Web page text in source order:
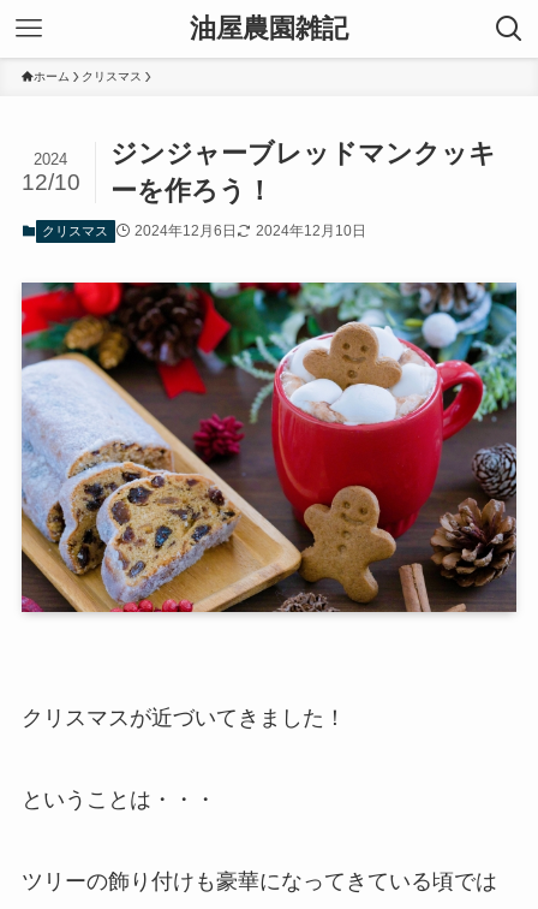
油屋農園雑記
ホーム クリスマス
ジンジャーブレッドマンクッキ
ーを作ろう！
2024
12/10
クリスマス 2024年12月6日 2024年12月10日
クリスマスが近づいてきました！
ということは・・・
ツリーの飾り付けも豪華になってきている頃では